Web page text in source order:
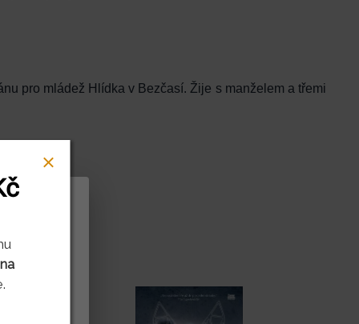
pro mládež Hlídka v Bezčasí. Žije s manželem a třemi